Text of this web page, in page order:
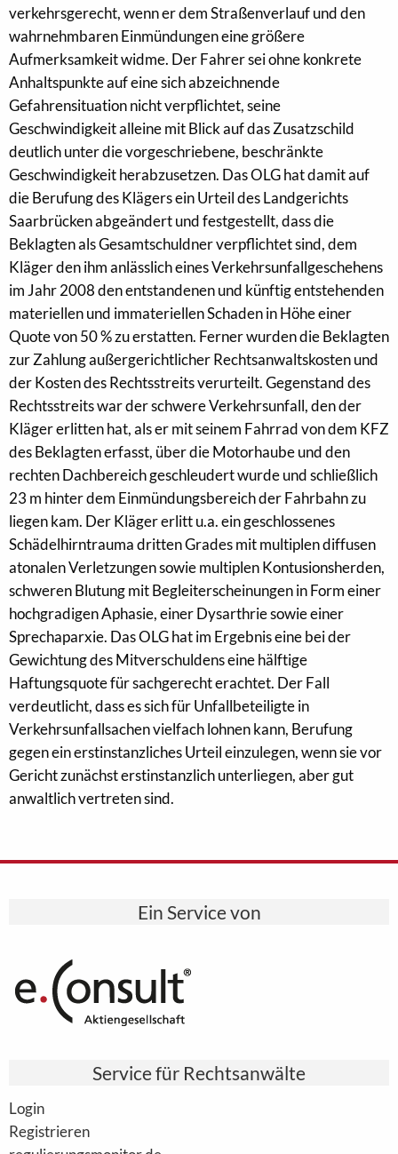
verkehrsgerecht, wenn er dem Straßenverlauf und den
wahrnehmbaren Einmündungen eine größere
Aufmerksamkeit widme. Der Fahrer sei ohne konkrete
Anhaltspunkte auf eine sich abzeichnende
Gefahrensituation nicht verpflichtet, seine
Geschwindigkeit alleine mit Blick auf das Zusatzschild
deutlich unter die vorgeschriebene, beschränkte
Geschwindigkeit herabzusetzen. Das OLG hat damit auf
die Berufung des Klägers ein Urteil des Landgerichts
Saarbrücken abgeändert und festgestellt, dass die
Beklagten als Gesamtschuldner verpflichtet sind, dem
Kläger den ihm anlässlich eines Verkehrsunfallgeschehens
im Jahr 2008 den entstandenen und künftig entstehenden
materiellen und immateriellen Schaden in Höhe einer
Quote von 50 % zu erstatten. Ferner wurden die Beklagten
zur Zahlung außergerichtlicher Rechtsanwaltskosten und
der Kosten des Rechtsstreits verurteilt. Gegenstand des
Rechtsstreits war der schwere Verkehrsunfall, den der
Kläger erlitten hat, als er mit seinem Fahrrad von dem KFZ
des Beklagten erfasst, über die Motorhaube und den
rechten Dachbereich geschleudert wurde und schließlich
23 m hinter dem Einmündungsbereich der Fahrbahn zu
liegen kam. Der Kläger erlitt u.a. ein geschlossenes
Schädelhirntrauma dritten Grades mit multiplen diffusen
atonalen Verletzungen sowie multiplen Kontusionsherden,
schweren Blutung mit Begleiterscheinungen in Form einer
hochgradigen Aphasie, einer Dysarthrie sowie einer
Sprechaparxie. Das OLG hat im Ergebnis eine bei der
Gewichtung des Mitverschuldens eine hälftige
Haftungsquote für sachgerecht erachtet. Der Fall
verdeutlicht, dass es sich für Unfallbeteiligte in
Verkehrsunfallsachen vielfach lohnen kann, Berufung
gegen ein erstinstanzliches Urteil einzulegen, wenn sie vor
Gericht zunächst erstinstanzlich unterliegen, aber gut
anwaltlich vertreten sind.
Ein Service von
Service für Rechtsanwälte
Login
Registrieren